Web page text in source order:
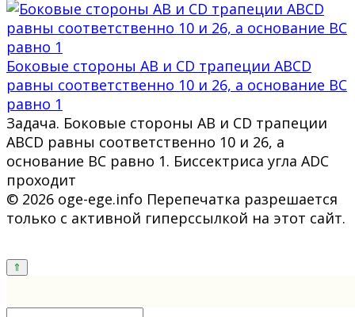
Боковые стороны AB и CD трапеции ABCD
равны соответственно 10 и 26, а основание BC
равно 1
Задача. Боковые стороны AB и CD трапеции
ABCD равны соответственно 10 и 26, а
основание BC равно 1. Биссектриса угла ADC
проходит
© 2026 oge-ege.info Перепечатка разрешается
только с активной гиперссылкой на этот сайт.